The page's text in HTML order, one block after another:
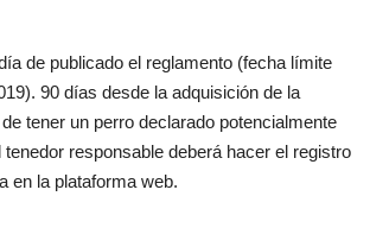
de publicado el reglamento (fecha límite
90 días desde la adquisición de la
tener un perro declarado potencialmente
responsable deberá hacer el registro
en la plataforma web.